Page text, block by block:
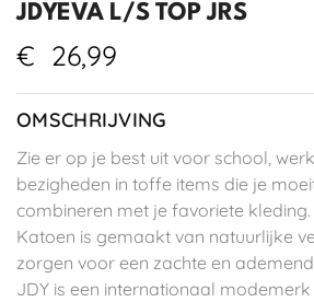
JDYEVA L/S TOP JRS
€ 26,99
OMSCHRIJVING
Zie er op je best uit voor school,
bezigheden in toffe items die je
combineren met je favoriete kleding.
Katoen is gemaakt van natuurlijke
zorgen voor een zachte en
JDY is een internationaal